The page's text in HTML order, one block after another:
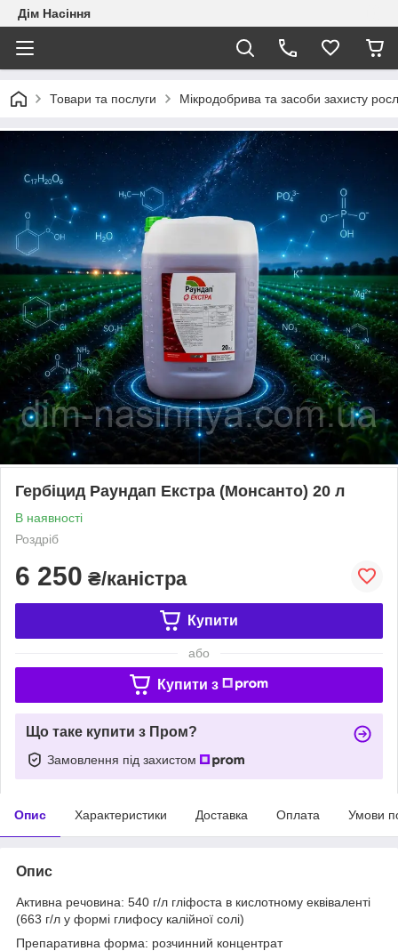
Дім Насіння
Товари та послуги Мікродобрива та засоби захисту
Гербіцид Раундап Екстра (Монсанто) 20 л
В наявності
Роздріб
6 250 ₴/каністра
Купити
або
Купити з
Що таке купити з Пром?
Замовлення під захистом
Опис Характеристики Доставка Оплата Умови
Опис
Активна речовина: 540 г/л гліфоста в кислотному еквіваленті
(663 г/л у формі глифосу калійної солі)
Препаративна форма: розчинний концентрат